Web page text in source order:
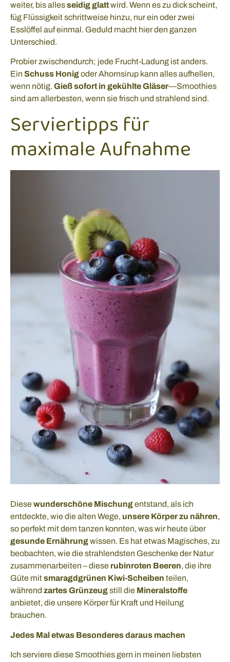
weiter, bis allesseidig glattwird. Wenn es zu dick scheint,
füg Flüssigkeit schrittweise hinzu, nur ein oder zwei
Esslöffel auf einmal. Geduld macht hier den ganzen
Unterschied.
Probier zwischendurch; jede Frucht-Ladung ist anders.
Ein Schuss Honigoder Ahornsirup kann alles aufhellen,
wenn nötig. Gieß sofort in gekühlte Gläser—Smoothies
sind am allerbesten, wenn sie frisch und strahlend sind.
Serviertipps für
maximale Aufnahme
Diesewunderschöne Mischungentstand, als ich
entdeckte, wie die alten Wege, unsere Körper zu nähren,
so perfekt mit dem tanzen konnten, was wir heute über
gesunde Ernährungwissen. Es hat etwas Magisches, zu
beobachten, wie die strahlendsten Geschenke der Natur
zusammenarbeiten – diese rubinroten Beeren, die ihre
Güte mitsmaragdgrünen Kiwi-Scheiben teilen,
während zartes Grünzeugstill die Mineralstoffe
anbietet, die unsere Körper für Kraft und Heilung
brauchen.
Jedes Mal etwas Besonderes daraus machen
Ich serviere diese Smoothies gern in meinen liebsten